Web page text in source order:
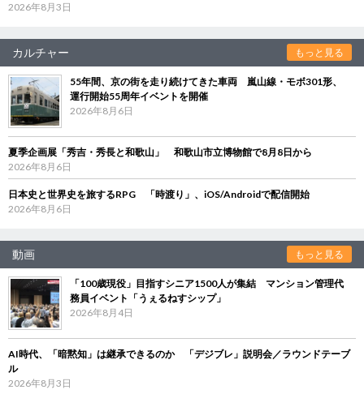
2026年8月3日
カルチャー もっと見る
55年間、京の街を走り続けてきた車両 嵐山線・モボ301形、
運行開始55周年イベントを開催
2026年8月6日
夏季企画展「秀吉・秀長と和歌山」 和歌山市立博物館で8月8日から
2026年8月6日
日本史と世界史を旅するRPG 「時渡り」、iOS/Androidで配信開始
2026年8月6日
動画 もっと見る
「100歳現役」目指すシニア1500人が集結 マンション管理代
務員イベント「うぇるねすシップ」
2026年8月4日
AI時代、「暗黙知」は継承できるのか 「デジブレ」説明会／ラウンドテーブ
ル
2026年8月3日